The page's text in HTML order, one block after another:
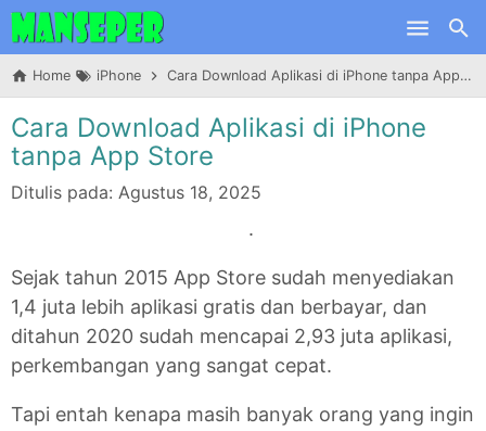
Skip to main content
Home iPhone Cara Download Aplikasi di iPhone tanpa App Store
Cara Download Aplikasi di iPhone
tanpa App Store
Ditulis pada: Agustus 18, 2025
.
Sejak tahun 2015 App Store sudah menyediakan
1,4 juta lebih aplikasi gratis dan berbayar, dan
ditahun 2020 sudah mencapai 2,93 juta aplikasi,
perkembangan yang sangat cepat.
Tapi entah kenapa masih banyak orang yang ingin